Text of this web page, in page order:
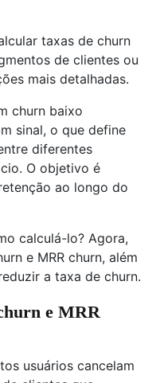
taxas de churn
de clientes ou
mais detalhadas.
churn baixo
sinal, o que define
diferentes
O objetivo é
ao longo do
calculá-lo? Agora,
e MRR churn, além
a taxa de churn.
e MRR
usuários cancelam